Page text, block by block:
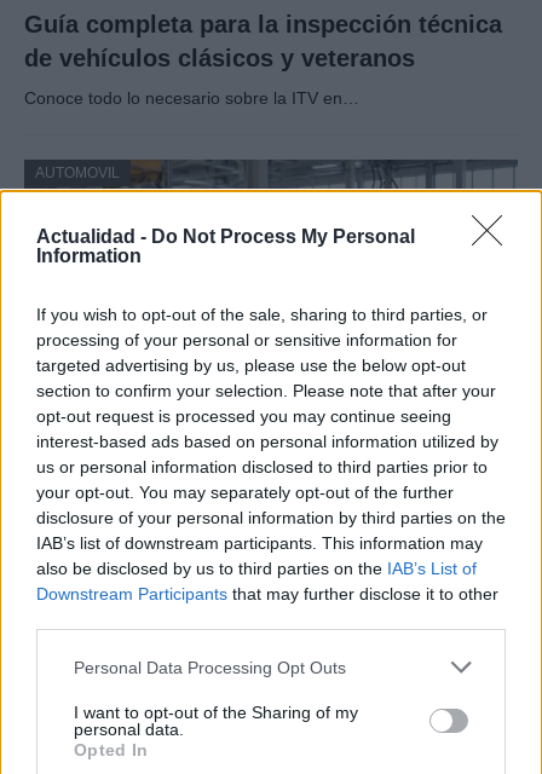
Actualidad - Do Not Process My Personal
Information
If you wish to opt-out of the sale, sharing to third parties, or
processing of your personal or sensitive information for
targeted advertising by us, please use the below opt-out
section to confirm your selection. Please note that after your
opt-out request is processed you may continue seeing
interest-based ads based on personal information utilized by
us or personal information disclosed to third parties prior to
your opt-out. You may separately opt-out of the further
disclosure of your personal information by third parties on the
IAB’s list of downstream participants. This information may
also be disclosed by us to third parties on the IAB’s List of
Downstream Participants that may further disclose it to other
Please note that this website/app uses one or more Google
not limited to your visit or usage behaviour. You may click to
grant or deny consent to Google and its third-party tags to
use your data for below specified purposes in below Google
Personal Data Processing Opt Outs
I want to opt-out of the Sharing of my
personal data.
Opted In
Guía completa para la inspección técnica
de vehículos clásicos y veteranos
Conoce todo lo necesario sobre la ITV en…
AUTOMOVIL
Cómo la transición a vehículos eléctricos
está transformando la industria
automotriz europea
La industria automotriz europea enfrenta una transformación
sin…
AUTOMOVIL